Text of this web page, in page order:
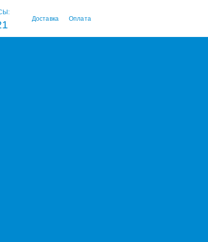
Доставка Оплата